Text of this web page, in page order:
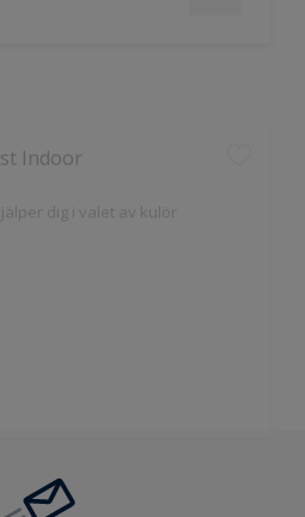
Hjälper dig i valet av kulör